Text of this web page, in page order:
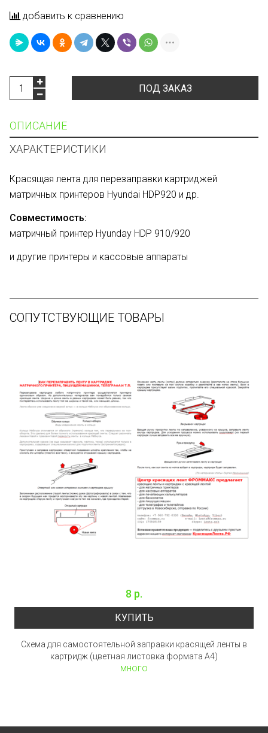
добавить к сравнению
ПОД ЗАКАЗ
ОПИСАНИЕ
ХАРАКТЕРИСТИКИ
Красящая лента для перезаправки картриджей
матричных принтеров Hyundai HDP920 и др.
Совместимость:
матричный принтер Hyunday HDP 910/920
и другие принтеры и кассовые аппараты
СОПУТСТВУЮЩИЕ ТОВАРЫ
8 р.
КУПИТЬ
Схема для самостоятельной заправки красящей ленты в
картридж (цветная листовка формата А4)
много